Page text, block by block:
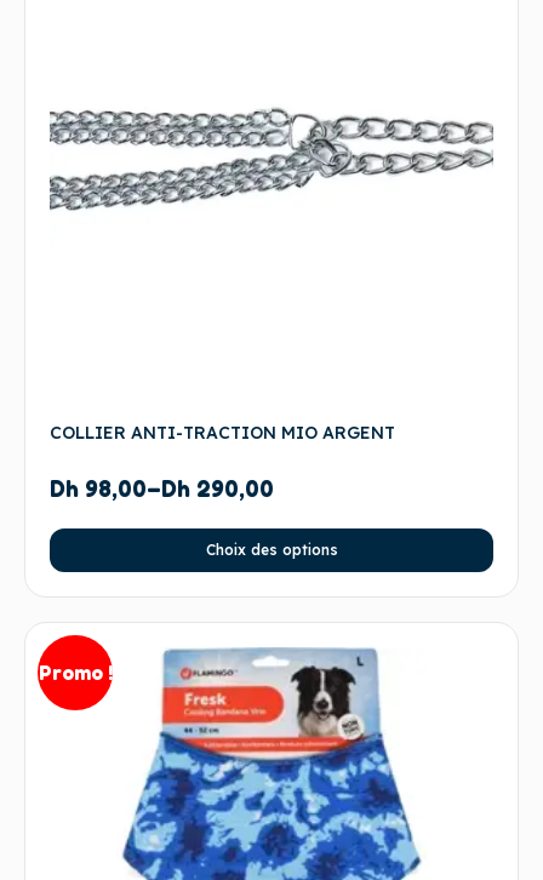
COLLIER ANTI-TRACTION MIO ARGENT
Dh 98,00–Dh 290,00
Choix des options
Promo !